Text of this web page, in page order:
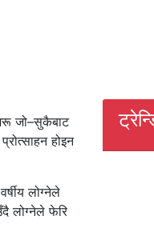
जो–सुकैबाट
होइन
लोग्नेले
लोग्नेले फेरि